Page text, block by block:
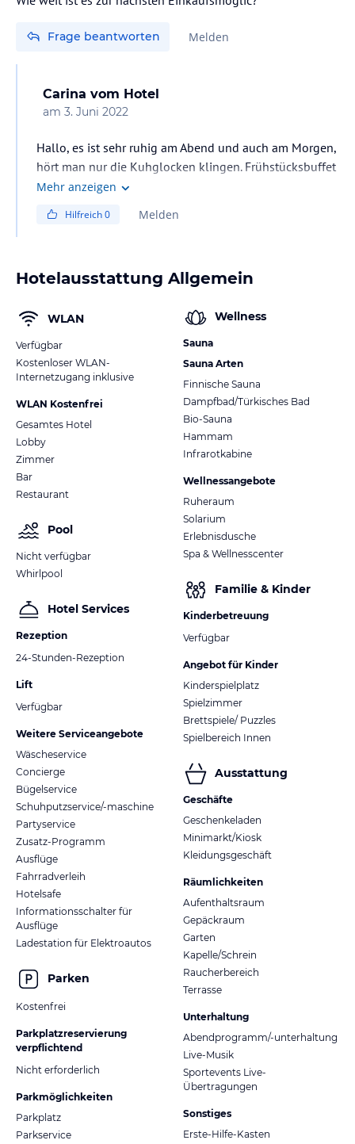
Frage beantworten Melden
Carina vom Hotel
am 3. Juni 2022
Hallo, es ist sehr ruhig am Abend und auch am Morgen,
hört man nur die Kuhglocken klingen. Frühstücksbuffet
ab 07:00h bis 10:00h, warme Küche haben wir
Mehr anzeigen
Hilfreich0 Melden
Hotelausstattung Allgemein
WLAN
Verfügbar
Kostenloser WLAN-
Internetzugang inklusive
WLAN Kostenfrei
Gesamtes Hotel
Lobby
Zimmer
Bar
Restaurant
Pool
Nicht verfügbar
Whirlpool
Hotel Services
Rezeption
24-Stunden-Rezeption
Lift
Verfügbar
Weitere Serviceangebote
Wäscheservice
Concierge
Bügelservice
Schuhputzservice/-maschine
Partyservice
Zusatz-Programm
Ausflüge
Fahrradverleih
Hotelsafe
Informationsschalter für
Ausflüge
Ladestation für Elektroautos
Parken
Kostenfrei
Parkplatzreservierung
verpflichtend
Nicht erforderlich
Parkmöglichkeiten
Parkplatz
Parkservice
Wellness
Sauna
Sauna Arten
Finnische Sauna
Dampfbad/Türkisches Bad
Bio-Sauna
Hammam
Infrarotkabine
Wellnessangebote
Ruheraum
Solarium
Erlebnisdusche
Spa & Wellnesscenter
Familie & Kinder
Kinderbetreuung
Verfügbar
Angebot für Kinder
Kinderspielplatz
Spielzimmer
Brettspiele/ Puzzles
Spielbereich Innen
Ausstattung
Geschäfte
Geschenkeladen
Minimarkt/Kiosk
Kleidungsgeschäft
Räumlichkeiten
Aufenthaltsraum
Gepäckraum
Garten
Kapelle/Schrein
Raucherbereich
Terrasse
Unterhaltung
Abendprogramm/-unterhaltung
Live-Musik
Sportevents Live-
Übertragungen
Sonstiges
Erste-Hilfe-Kasten